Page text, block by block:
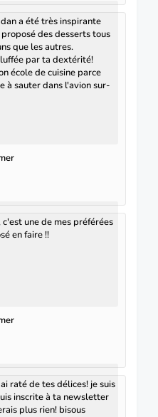
a été très inspirante
des desserts tous
que les autres.
par ta dextérité!
école de cuisine parce
à sauter dans l'avion sur-
une de mes préférées
en faire !!
raté de tes délices! je suis
inscrite à ta newsletter
plus rien! bisous